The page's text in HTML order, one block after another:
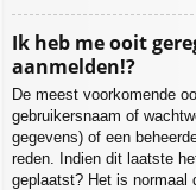
Ik heb me ooit
aanmelden!?
De meest voorkomende
gebruikersnaam of
gegevens) of een
reden. Indien dit laatste
geplaatst? Het is normaal